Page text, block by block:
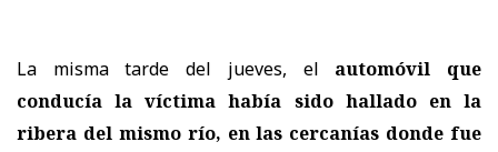
La misma tarde del jueves, el automóvil que
conducía la víctima había sido hallado en la
ribera del mismo río, en las cercanías donde fue